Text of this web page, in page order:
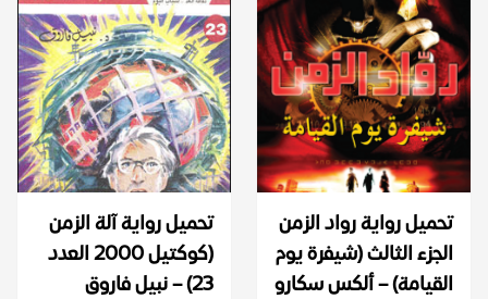
تحميل رواية رواد الزمن
الجزء الثالث (شيفرة يوم
القيامة) – ألكس سكارو
تحميل رواية آلة الزمن
(كوكتيل 2000 العدد
23) – نبيل فاروق